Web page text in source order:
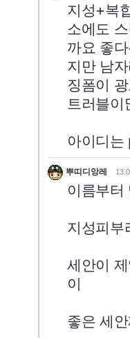
지성+복
소에도
까요 좋
지만 남
징폼이
트러블
아이디
뿌띠디앙레
이름부터
지성피부
세안이
이
좋은 세